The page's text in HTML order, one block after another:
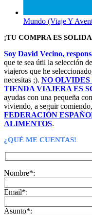
Mundo (Viaje Y
¡TU COMPRA ES
Soy David Vecino,
que te sea útil la selección
viajeros que he
necesitas ;). NO
TIENDA VIAJERA ES
ayudas con una pequeña
viviendo, a seguir comiendo,
FEDERACIÓN
ALIMENTOS.
¿QUÉ ME CUENTAS!
Nombre*:
Email*:
Asunto*: